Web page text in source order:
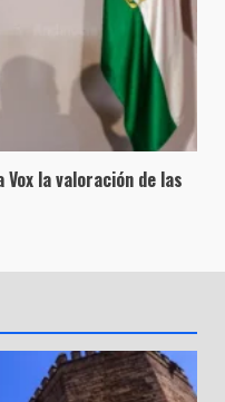
la valoración de las